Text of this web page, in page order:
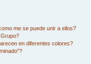
me se puede unir a ellos?
en diferentes colores?